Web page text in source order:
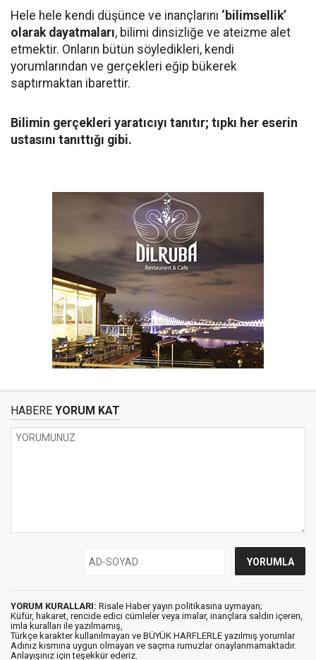
Hele hele kendi düşünce ve inançlarını ‘bilimsellik’
olarak dayatmaları, bilimi dinsizliğe ve ateizme alet
etmektir. Onların bütün söyledikleri, kendi
yorumlarından ve gerçekleri eğip bükerek
saptırmaktan ibarettir.
Bilimin gerçekleri yaratıcıyı tanıtır; tıpkı her eserin
ustasını tanıttığı gibi.
HABERE YORUM KAT
YORUM KURALLARI: Risale Haber yayın politikasına uymayan;
Küfür, hakaret, rencide edici cümleler veya imalar, inançlara saldırı içeren,
imla kuralları ile yazılmamış,
Türkçe karakter kullanılmayan ve BÜYÜK HARFLERLE yazılmış yorumlar
Adınız kısmına uygun olmayan ve saçma rumuzlar onaylanmamaktadır.
Anlayışınız için teşekkür ederiz.